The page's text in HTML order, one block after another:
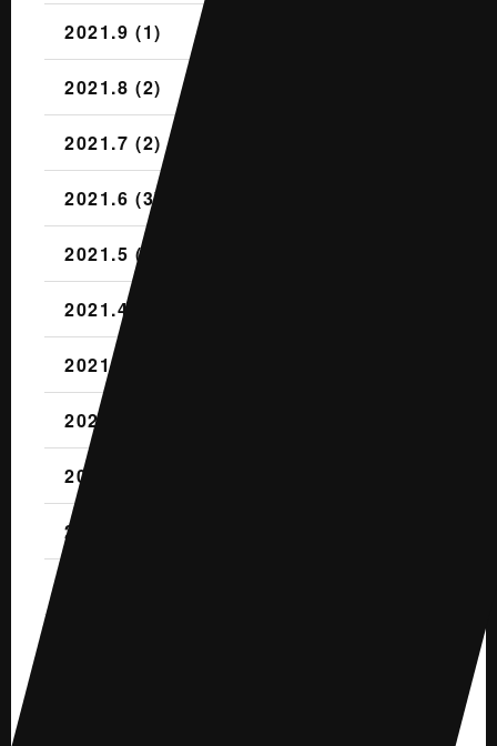
2021.9 (1)
2021.8 (2)
2021.7 (2)
2021.6 (3)
2021.5 (3)
2021.4 (4)
2021.3 (3)
2021.2 (2)
2021.1 (4)
2020.12 (5)